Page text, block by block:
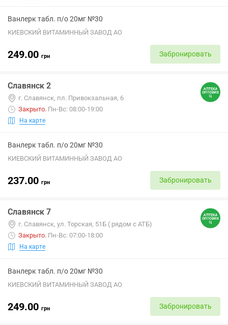
Ванлерк табл. п/о 20мг №30
КИЕВСКИЙ ВИТАМИННЫЙ ЗАВОД АО
249.00 грн Забронировать
Славянск 2
г. Славянск, пл. Привокзальная, 6
Закрыто. Пн-Вс: 08:00-19:00
На карте
Ванлерк табл. п/о 20мг №30
КИЕВСКИЙ ВИТАМИННЫЙ ЗАВОД АО
237.00 грн Забронировать
Славянск 7
г. Славянск, ул. Торская, 51Б ( рядом с АТБ)
Закрыто. Пн-Вс: 07:00-18:00
На карте
Ванлерк табл. п/о 20мг №30
КИЕВСКИЙ ВИТАМИННЫЙ ЗАВОД АО
249.00 грн Забронировать